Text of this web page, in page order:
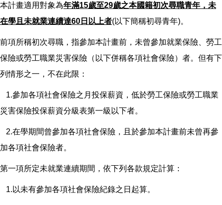
本計畫適用對象為年滿15歲至29歲之本國籍初次尋職青年，未
在學且未就業連續達60日以上者(以下簡稱初尋青年)。
前項所稱初次尋職，指參加本計畫前，未曾參加就業保險、勞工
保險或勞工職業災害保險（以下併稱各項社會保險）者。但有下
列情形之一，不在此限：
1.參加各項社會保險之月投保薪資，低於勞工保險或勞工職業
災害保險投保薪資分級表第一級以下者。
2.在學期間曾參加各項社會保險，且於參加本計畫前未曾再參
加各項社會保險者。
第一項所定未就業連續期間，依下列各款規定計算：
1.以未有參加各項社會保險紀錄之日起算。